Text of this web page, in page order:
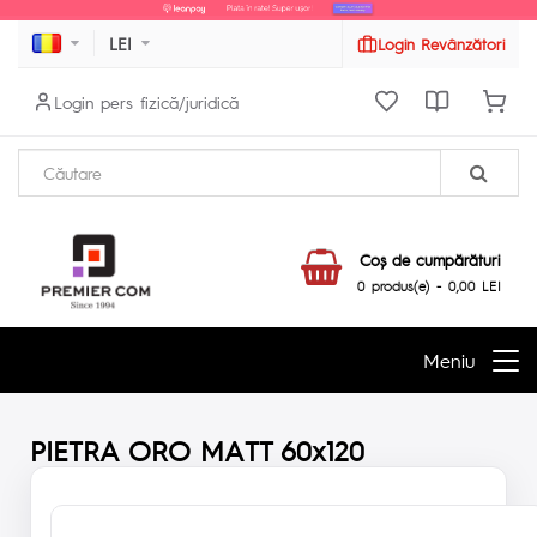
LEI Login Revânzători
Login pers fizică/juridică
Coş de cumpărături
0 produs(e) - 0,00 LEI
Meniu
PIETRA ORO MATT 60x120